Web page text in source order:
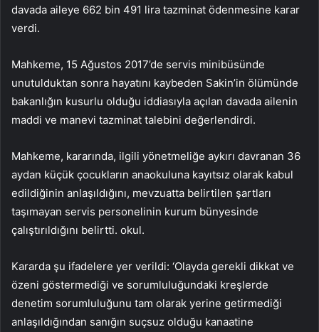
davada aileye 662 bin 491 lira tazminat ödenmesine karar
verdi.
Mahkeme, 15 Ağustos 2017’de servis minibüsünde
unutulduktan sonra hayatını kaybeden Sakin’in ölümünde
bakanlığın kusurlu olduğu iddiasıyla açılan davada ailenin
maddi ve manevi tazminat talebini değerlendirdi.
Mahkeme, kararında, ilgili yönetmeliğe aykırı davranan 36
aydan küçük çocukların anaokuluna kayıtsız olarak kabul
edildiğinin anlaşıldığını, mevzuatta belirtilen şartları
taşımayan servis personelinin kurum bünyesinde
çalıştırıldığını belirtti. okul.
Kararda şu ifadelere yer verildi: ‘Olayda gerekli dikkat ve
özeni göstermediği ve sorumluluğundaki kreşlerde
denetim sorumluluğunu tam olarak yerine getirmediği
anlaşıldığından sanığın suçsuz olduğu kanaatine